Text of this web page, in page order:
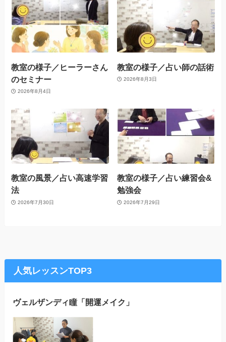
教室の様子／ヒーラーさん
のセミナー
2026年8月4日
教室の様子／占い師の話術
2026年8月3日
教室の風景／占い高速学習
法
2026年7月30日
教室の様子／占い練習会&
勉強会
2026年7月29日
人気レッスンTOP3
ヴェルザンディ瞳「開運メイク」